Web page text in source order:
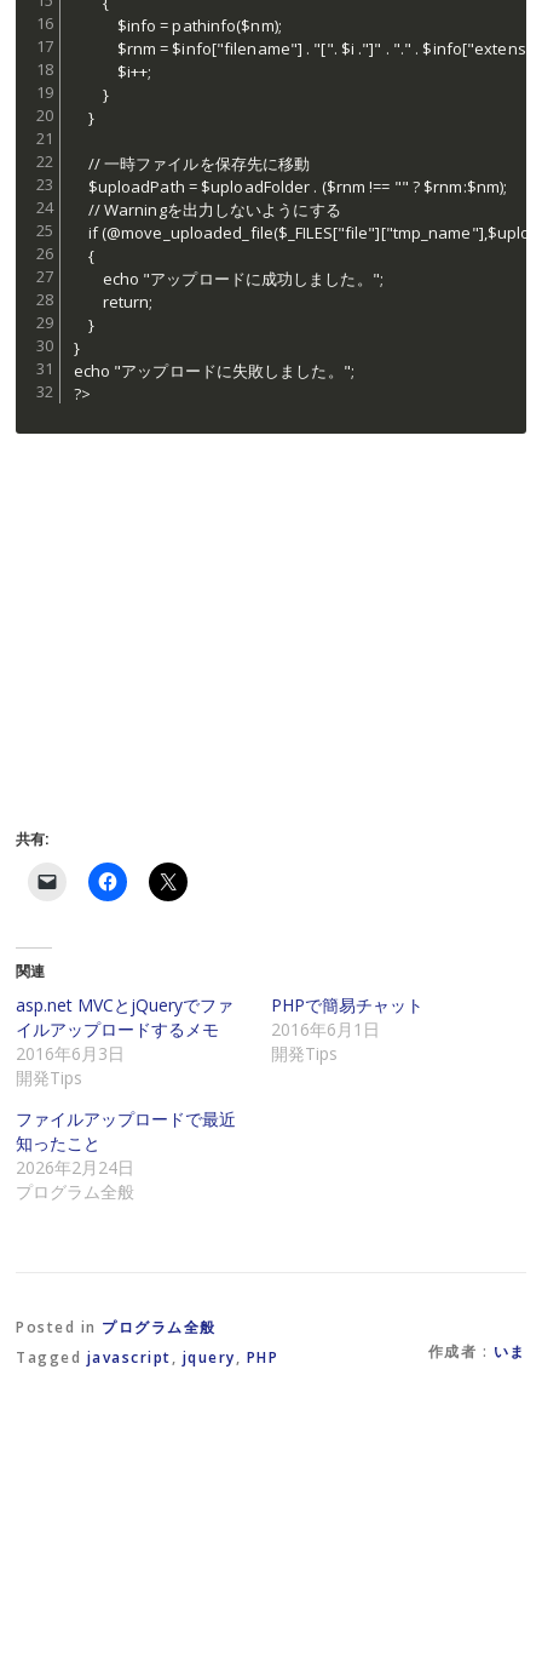
}
echo "アップロードに失敗しました。";
?>
共有:
に
メ
ー
ル
で
リ
ク
を
送
信
(
新
で
開
き
ま
F
a
で
共
有
す
る
ク
リ
ク
し
て
い
ウ
ィ
ン
ク
リ
共
有
(
ィ
ン
関連
asp.net MVCとjQueryでファ
イルアップロードするメモ
2016年6月3日
開発Tips
PHPで簡易チャット
2016年6月1日
開発Tips
ファイルアップロードで最近
知ったこと
2026年2月24日
プログラム全般
Posted in プログラム全般
Tagged javascript, jquery, PHP 作成者 : いま